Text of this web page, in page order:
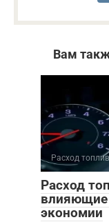
Вам
Расход
Расход
влияющие
экономии